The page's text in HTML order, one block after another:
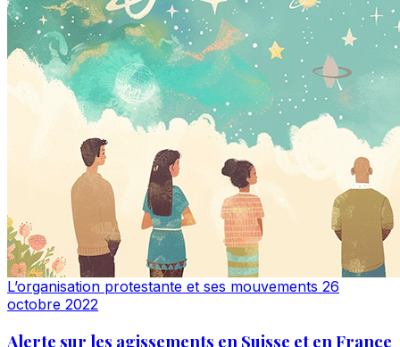
L’organisation protestante et ses mouvements 26
octobre 2022
Alerte sur les agissements en Suisse et en France